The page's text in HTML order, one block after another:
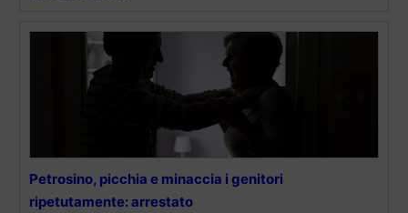
Petrosino, picchia e minaccia i genitori
ripetutamente: arrestato